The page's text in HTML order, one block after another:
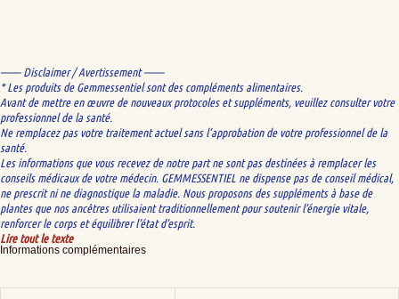
——- Disclaimer / Avertissement ——-
* Les produits de Gemmessentiel sont des compléments alimentaires.
Avant de mettre en œuvre de nouveaux protocoles et suppléments, veuillez consulter votre
professionnel de la santé.
Ne remplacez pas votre traitement actuel sans l’approbation de votre professionnel de la
santé.
Les informations que vous recevez de notre part ne sont pas destinées à remplacer les
conseils médicaux de votre médecin. GEMMESSENTIEL ne dispense pas de conseil médical,
ne prescrit ni ne diagnostique la maladie. Nous proposons des suppléments à base de
plantes que nos ancêtres utilisaient traditionnellement pour soutenir l’énergie vitale,
renforcer le corps et équilibrer l’état d’esprit.
Lire tout le texte
Informations complémentaires